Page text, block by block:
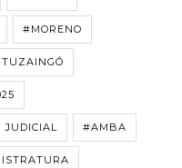
#MORENO
JUDICIAL #AMBA